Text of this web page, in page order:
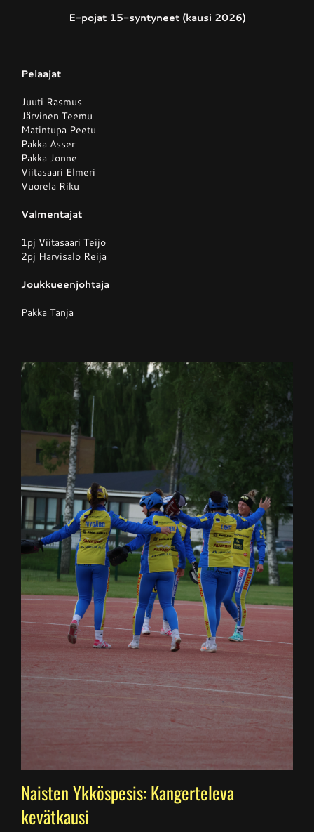
E-pojat 15-syntyneet (kausi 2026)
Pelaajat
Juuti Rasmus
Järvinen Teemu
Matintupa Peetu
Pakka Asser
Pakka Jonne
Viitasaari Elmeri
Vuorela Riku
Valmentajat
1pj Viitasaari Teijo
2pj Harvisalo Reija
Joukkueenjohtaja
Pakka Tanja
Naisten Ykköspesis: Kangerteleva
kevätkausi